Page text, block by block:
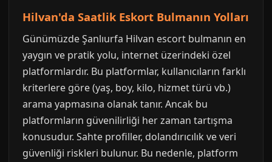
Hilvan'da Saatlik Eskort Bulmanın Yolları
Günümüzde Şanlıurfa Hilvan escort bulmanın en
yaygın ve pratik yolu, internet üzerindeki özel
platformlardır. Bu platformlar, kullanıcıların farklı
kriterlere göre (yaş, boy, kilo, hizmet türü vb.)
arama yapmasına olanak tanır. Ancak bu
platformların güvenilirliği her zaman tartışma
konusudur. Sahte profiller, dolandırıcılık ve veri
güvenliği riskleri bulunur. Bu nedenle, platform